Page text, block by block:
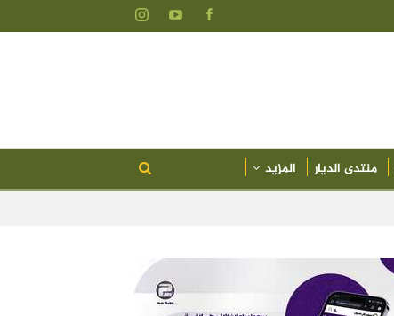
منتدى الديار المزيد